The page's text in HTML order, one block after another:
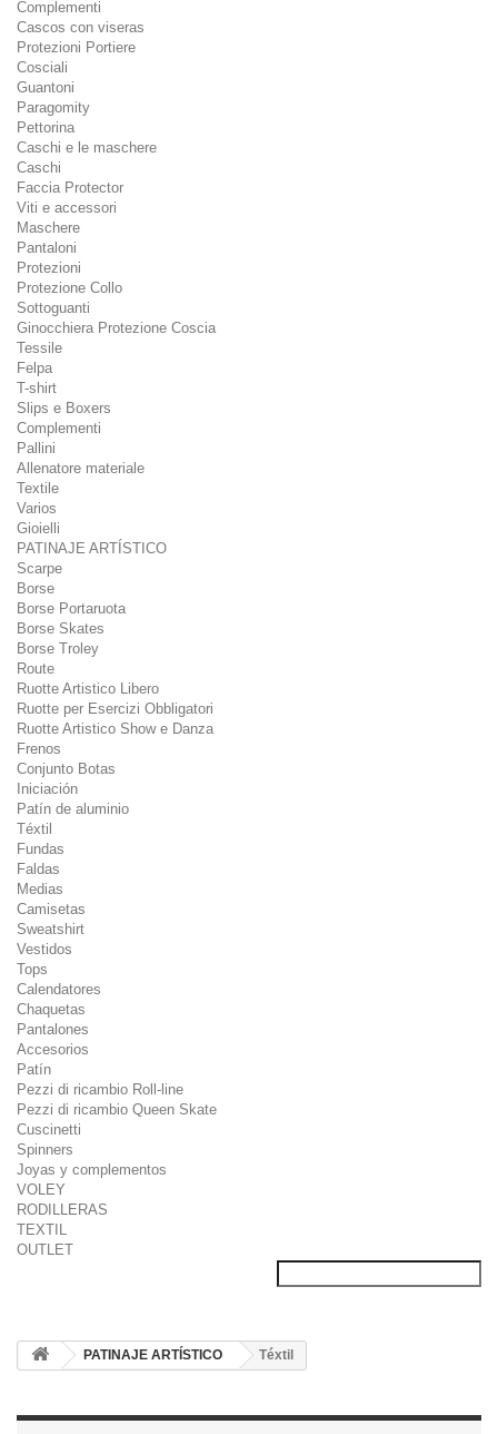
Complementi
Cascos con viseras
Protezioni Portiere
Cosciali
Guantoni
Paragomity
Pettorina
Caschi e le maschere
Caschi
Faccia Protector
Viti e accessori
Maschere
Pantaloni
Protezioni
Protezione Collo
Sottoguanti
Ginocchiera Protezione Coscia
Tessile
Felpa
T-shirt
Slips e Boxers
Complementi
Pallini
Allenatore materiale
Textile
Varios
Gioielli
PATINAJE ARTÍSTICO
Scarpe
Borse
Borse Portaruota
Borse Skates
Borse Troley
Route
Ruotte Artistico Libero
Ruotte per Esercizi Obbligatori
Ruotte Artistico Show e Danza
Frenos
Conjunto Botas
Iniciación
Patín de aluminio
Téxtil
Fundas
Faldas
Medias
Camisetas
Sweatshirt
Vestidos
Tops
Calendatores
Chaquetas
Pantalones
Accesorios
Patín
Pezzi di ricambio Roll-line
Pezzi di ricambio Queen Skate
Cuscinetti
Spinners
Joyas y complementos
VOLEY
RODILLERAS
TEXTIL
OUTLET
PATINAJE ARTÍSTICO Téxtil